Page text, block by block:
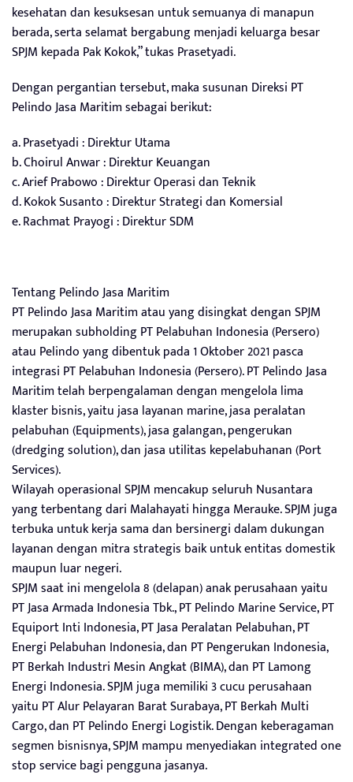
kesehatan dan kesuksesan untuk semuanya di manapun
berada, serta selamat bergabung menjadi keluarga besar
SPJM kepada Pak Kokok,” tukas Prasetyadi.
Dengan pergantian tersebut, maka susunan Direksi PT
Pelindo Jasa Maritim sebagai berikut:
a. Prasetyadi : Direktur Utama
b. Choirul Anwar : Direktur Keuangan
c. Arief Prabowo : Direktur Operasi dan Teknik
d. Kokok Susanto : Direktur Strategi dan Komersial
e. Rachmat Prayogi : Direktur SDM
Tentang Pelindo Jasa Maritim
PT Pelindo Jasa Maritim atau yang disingkat dengan SPJM
merupakan subholding PT Pelabuhan Indonesia (Persero)
atau Pelindo yang dibentuk pada 1 Oktober 2021 pasca
integrasi PT Pelabuhan Indonesia (Persero). PT Pelindo Jasa
Maritim telah berpengalaman dengan mengelola lima
klaster bisnis, yaitu jasa layanan marine, jasa peralatan
pelabuhan (Equipments), jasa galangan, pengerukan
(dredging solution), dan jasa utilitas kepelabuhanan (Port
Services).
Wilayah operasional SPJM mencakup seluruh Nusantara
yang terbentang dari Malahayati hingga Merauke. SPJM juga
terbuka untuk kerja sama dan bersinergi dalam dukungan
layanan dengan mitra strategis baik untuk entitas domestik
maupun luar negeri.
SPJM saat ini mengelola 8 (delapan) anak perusahaan yaitu
PT Jasa Armada Indonesia Tbk., PT Pelindo Marine Service, PT
Equiport Inti Indonesia, PT Jasa Peralatan Pelabuhan, PT
Energi Pelabuhan Indonesia, dan PT Pengerukan Indonesia,
PT Berkah Industri Mesin Angkat (BIMA), dan PT Lamong
Energi Indonesia. SPJM juga memiliki 3 cucu perusahaan
yaitu PT Alur Pelayaran Barat Surabaya, PT Berkah Multi
Cargo, dan PT Pelindo Energi Logistik. Dengan keberagaman
segmen bisnisnya, SPJM mampu menyediakan integrated one
stop service bagi pengguna jasanya.